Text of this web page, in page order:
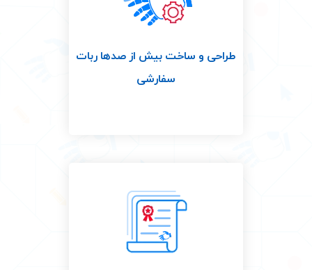
طراحی و ساخت بیش از صدها ربات
سفارشی